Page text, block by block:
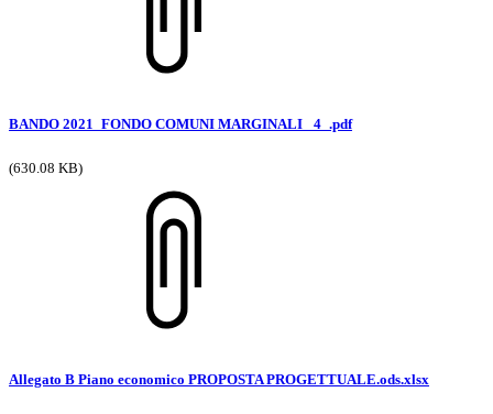
BANDO 2021_FONDO COMUNI MARGINALI _4_.pdf
(630.08 KB)
Allegato B Piano economico PROPOSTA PROGETTUALE.ods.xlsx